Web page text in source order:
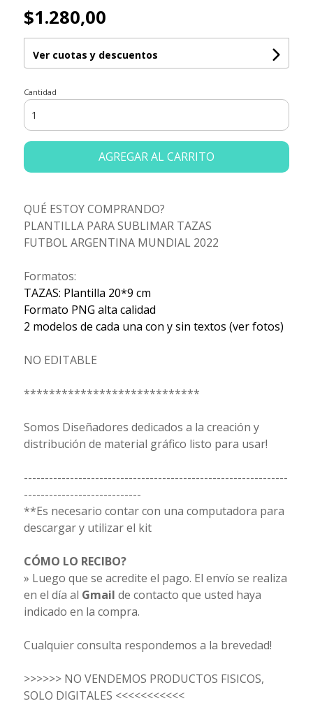
$1.280,00
Ver cuotas y descuentos
Cantidad
AGREGAR AL CARRITO
QUÉ ESTOY COMPRANDO?
PLANTILLA PARA SUBLIMAR TAZAS
FUTBOL ARGENTINA MUNDIAL 2022
Formatos:
TAZAS: Plantilla 20*9 cm
Formato PNG alta calidad
2 modelos de cada una con y sin textos (ver fotos)
NO EDITABLE
****************************
Somos Diseñadores dedicados a la creación y
distribución de material gráfico listo para usar!
---------------------------------------------------------------
----------------------------
**Es necesario contar con una computadora para
descargar y utilizar el kit
CÓMO LO RECIBO?
» Luego que se acredite el pago. El envío se realiza
en el día al Gmail de contacto que usted haya
indicado en la compra.
Cualquier consulta respondemos a la brevedad!
>>>>>> NO VENDEMOS PRODUCTOS FISICOS,
SOLO DIGITALES <<<<<<<<<<<